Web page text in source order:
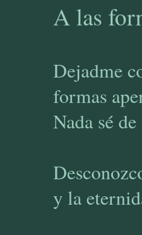
A las
Dejadme
formas
Nada sé
y la